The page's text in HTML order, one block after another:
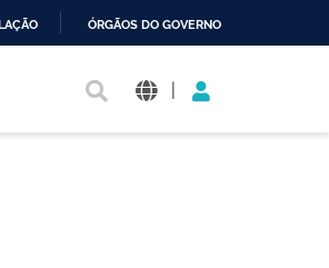
ÓRGÃOS DO GOVERNO
|